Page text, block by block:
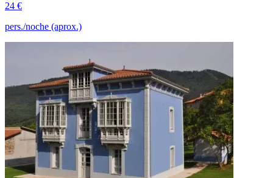
24 €
pers./noche (aprox.)